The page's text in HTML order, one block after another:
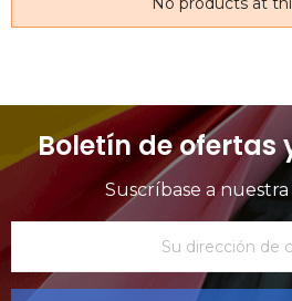
Boletín de ofertas
Suscríbase a